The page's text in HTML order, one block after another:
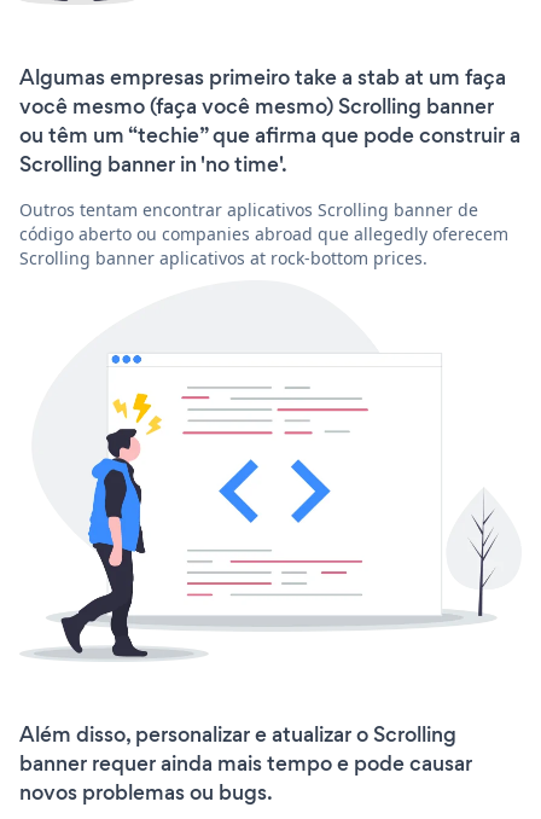
Algumas empresas primeiro take a stab at um faça
você mesmo (faça você mesmo) Scrolling banner
ou têm um “techie” que afirma que pode construir a
Scrolling banner in 'no time'.
Outros tentam encontrar aplicativos Scrolling banner de
código aberto ou companies abroad que allegedly oferecem
Scrolling banner aplicativos at rock-bottom prices.
Além disso, personalizar e atualizar o Scrolling
banner requer ainda mais tempo e pode causar
novos problemas ou bugs.